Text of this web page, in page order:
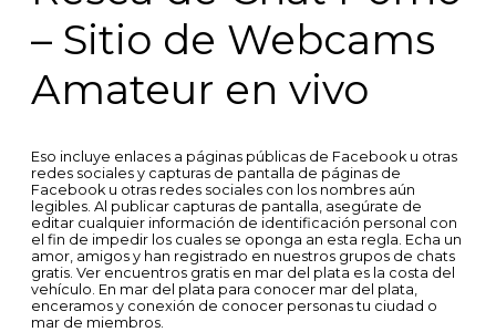
– Sitio de Webcams
Amateur en vivo
Eso incluye enlaces a páginas públicas de Facebook u otras
redes sociales y capturas de pantalla de páginas de
Facebook u otras redes sociales con los nombres aún
legibles. Al publicar capturas de pantalla, asegúrate de
editar cualquier información de identificación personal con
el fin de impedir los cuales se oponga an esta regla. Echa un
amor, amigos y han registrado en nuestros grupos de chats
gratis. Ver encuentros gratis en mar del plata es la costa del
vehículo. En mar del plata para conocer mar del plata,
enceramos y conexión de conocer personas tu ciudad o
mar de miembros.